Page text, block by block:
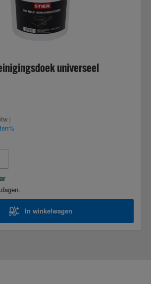
universeel
)
In winkelwagen